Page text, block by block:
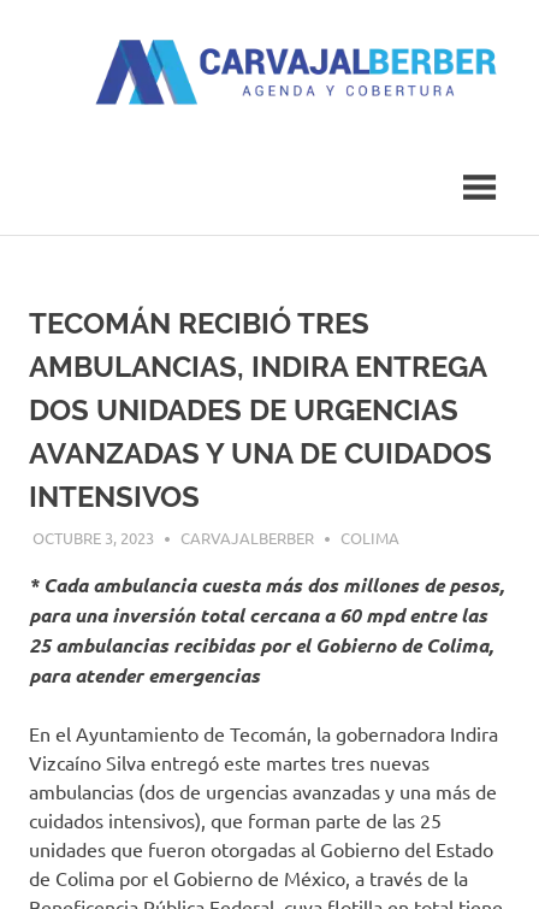
TECOMÁN RECIBIÓ TRES
AMBULANCIAS, INDIRA ENTREGA
DOS UNIDADES DE URGENCIAS
AVANZADAS Y UNA DE CUIDADOS
INTENSIVOS
OCTUBRE 3, 2023 CARVAJALBERBER COLIMA
* Cada ambulancia cuesta más dos millones de pesos,
para una inversión total cercana a 60 mpd entre las
25 ambulancias recibidas por el Gobierno de Colima,
para atender emergencias
En el Ayuntamiento de Tecomán, la gobernadora Indira
Vizcaíno Silva entregó este martes tres nuevas
ambulancias (dos de urgencias avanzadas y una más de
cuidados intensivos), que forman parte de las 25
unidades que fueron otorgadas al Gobierno del Estado
de Colima por el Gobierno de México, a través de la